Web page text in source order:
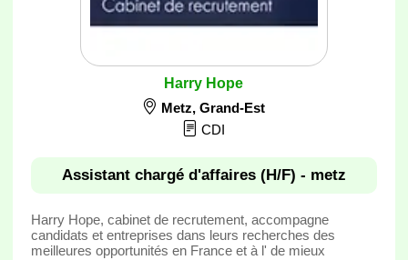
Harry Hope
Metz,Grand-Est
CDI
Assistant chargé d'affaires (H/F) - metz
Harry Hope, cabinet de recrutement, accompagne
candidats et entreprises dans leurs recherches des
meilleures opportunités en France et à l' de mieux